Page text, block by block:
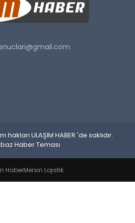
ULAŞIM HABER 'de saklıdır.
Haber Teması
HaberMersin Lojistik